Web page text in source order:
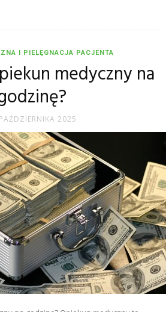
I PIELĘGNACJA PACJENTA
medyczny na
2025